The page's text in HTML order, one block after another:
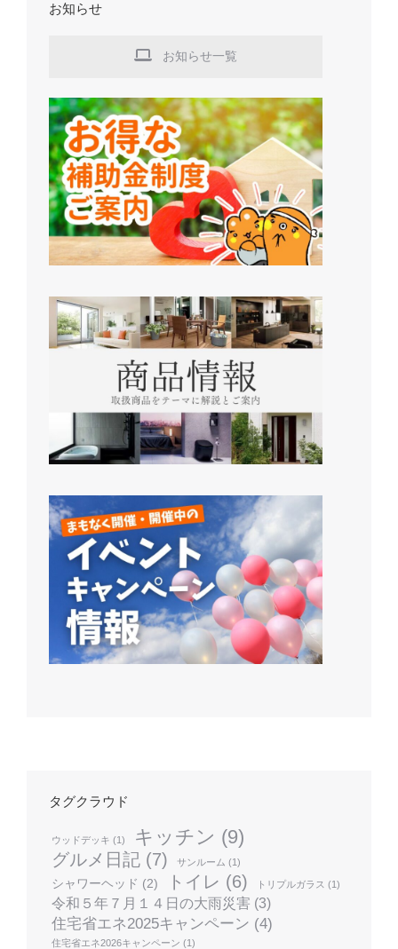
お知らせ
お知らせ一覧
タグクラウド
ウッドデッキ (1) キッチン (9)
グルメ日記 (7) サンルーム (1)
シャワーヘッド (2) トイレ (6) トリプルガラス (1)
令和５年７月１４日の大雨災害 (3)
住宅省エネ2025キャンペーン (4)
住宅省エネ2026キャンペーン (1)